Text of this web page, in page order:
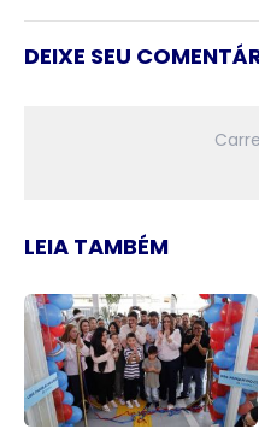
DEIXE SEU
LEIA TAMBÉM